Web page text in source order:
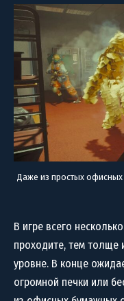
Даже из простых
В игре всего
проходите, тем толще
уровне. В конце
огромной печки или